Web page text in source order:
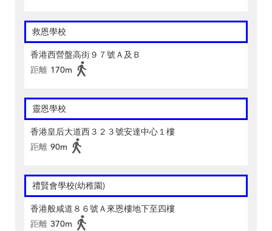
救恩學校
香港西營盤高街９７號Ａ及Ｂ
距離 170m
靈恩學校
香港皇后大道西３２３號安達中心１樓
距離 90m
禮賢會學校(幼稚園)
香港般咸道８６號Ａ來恩樓地下至四樓
距離 370m